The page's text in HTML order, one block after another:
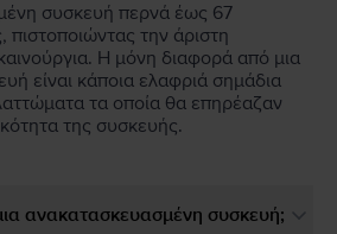
συσκευή περνά έως 67
πιστοποιώντας την άριστη
Η μόνη διαφορά από μια
είναι κάποια ελαφριά σημάδια
τα οποία θα επηρέαζαν
της συσκευής.
ανακατασκευασμένη συσκευή;